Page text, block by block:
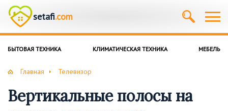
setafi.com
БЫТОВАЯ ТЕХНИКА КЛИМАТИЧЕСКАЯ ТЕХНИКА МЕБЕЛЬ
Главная Телевизор
Вертикальные полосы на